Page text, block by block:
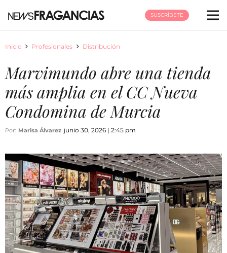
SUSCRÍBETE
Inicio Profesionales Distribución
Marvimundo abre una tienda
más amplia en el CC Nueva
Condomina de Murcia
Por: Marisa Álvarez junio 30, 2026 | 2:45 pm